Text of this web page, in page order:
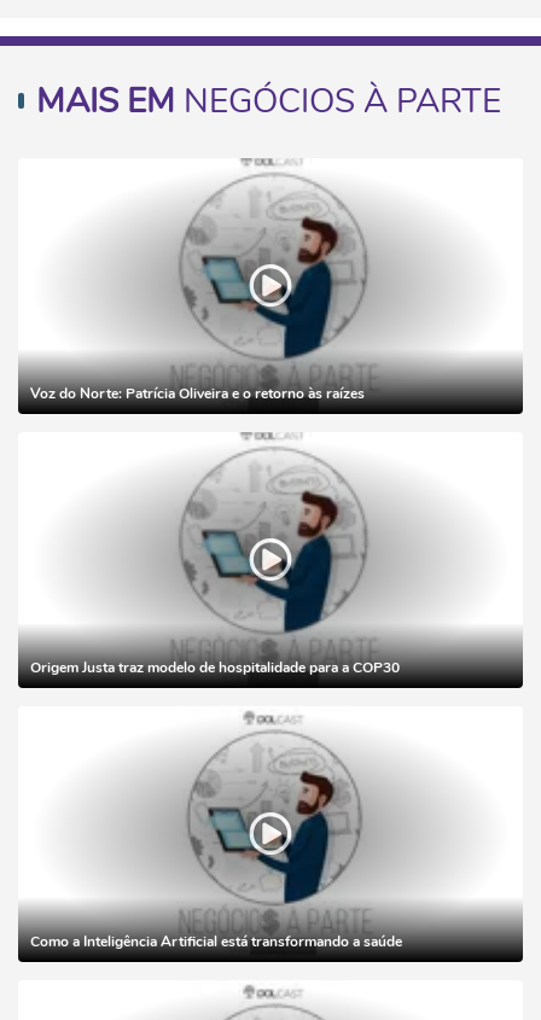
MAIS EM NEGÓCIOS À PARTE
Voz do Norte: Patrícia Oliveira e o retorno às raízes
Origem Justa traz modelo de hospitalidade para a COP30
Como a Inteligência Artificial está transformando a saúde